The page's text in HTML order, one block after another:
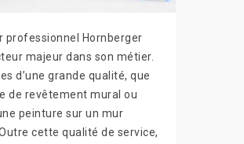
professionnel Hornberger
majeur dans son métier.
d’une grande qualité, que
de revêtement mural ou
peinture sur un mur
cette qualité de service,